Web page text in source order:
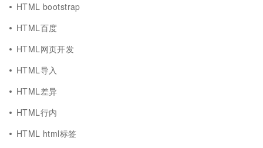
HTML bootstrap
HTML百度
HTML网页开发
HTML导入
HTML差异
HTML行内
HTML html标签